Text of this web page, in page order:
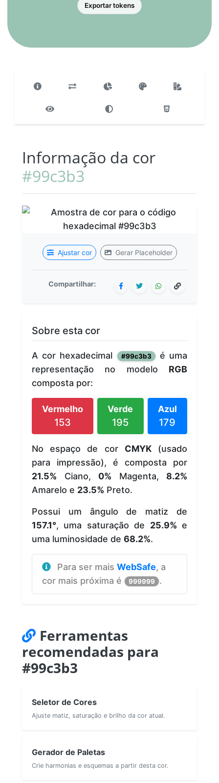
Exportar tokens
Informação da cor
#99c3b3
Ajustar cor Gerar Placeholder
Compartilhar:
Sobre esta cor
A cor hexadecimal #99c3b3
é uma
representação no modelo RGB
composta por:
Vermelho
153
Verde
195
Azul
179
No espaço de cor CMYK(usado
para impressão), é composta por
21.5% Ciano, 0% Magenta, 8.2%
Amarelo e 23.5% Preto.
Possui um ângulo de matiz de
157.1°, uma saturação de 25.9% e
uma luminosidade de 68.2%.
Para ser mais WebSafe, a
cor mais próxima é
999999 .
Ferramentas
recomendadas para
#99c3b3
Seletor de Cores
Ajuste matiz, saturação e brilho da cor atual.
Gerador de Paletas
Crie harmonias e esquemas a partir desta cor.